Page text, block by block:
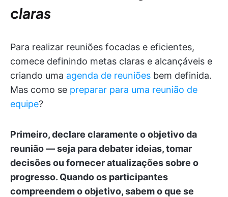
claras
Para realizar reuniões focadas e eficientes,
comece definindo metas claras e alcançáveis e
criando uma agenda de reuniões bem definida.
Mas como se preparar para uma reunião de
equipe?
Primeiro, declare claramente o objetivo da
reunião — seja para debater ideias, tomar
decisões ou fornecer atualizações sobre o
progresso. Quando os participantes
compreendem o objetivo, sabem o que se